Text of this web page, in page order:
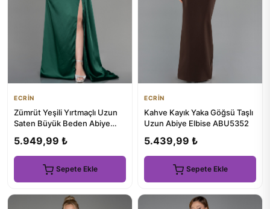
ECRİN
Zümrüt Yeşili Yırtmaçlı Uzun
Saten Büyük Beden Abiye
5.949,99 ₺
Sepete Ekle
ECRİN
Kahve Kayık Yaka Göğsü Taşlı
Uzun Abiye Elbise ABU5352
5.439,99 ₺
Sepete Ekle